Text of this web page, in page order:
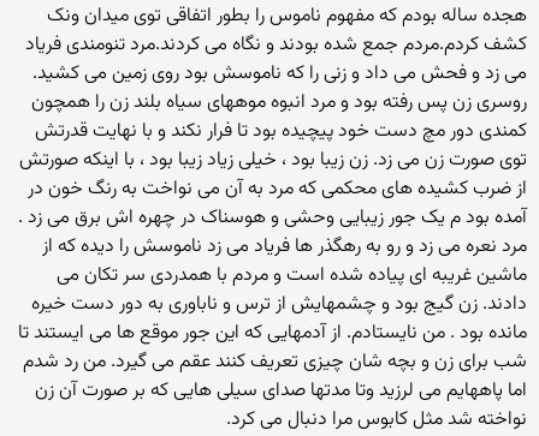
هجده ساله بودم که مفهوم ناموس را بطور اتفاقی توی میدان ونک
کشف کردم.مردم جمع شده بودند و نگاه می کردند.مرد تنومندی فریاد
می زد و فحش می داد و زنی را که ناموسش بود روی زمین می کشید.
روسری زن پس رفته بود و مرد انبوه موههای سیاه بلند زن را همچون
کمندی دور مچ دست خود پیچیده بود تا فرار نکند و با نهایت قدرتش
توی صورت زن می زد. زن زیبا بود ، خیلی زیاد زیبا بود ، با اینکه صورتش
از ضرب کشیده های محکمی که مرد به آن می نواخت به رنگ خون در
آمده بود م یک جور زیبایی وحشی و هوسناک در چهره اش برق می زد .
مرد نعره می زد و رو به رهگذر ها فریاد می زد ناموسش را دیده که از
ماشین غریبه ای پیاده شده است و مردم با همدردی سر تکان می
دادند. زن گیج بود و چشمهایش از ترس و ناباوری به دور دست خیره
مانده بود . من نایستادم. از آدمهایی که این جور موقع ها می ایستند تا
شب برای زن و بچه شان چیزی تعریف کنند عقم می گیرد. من رد شدم
اما پاههایم می لرزید وتا مدتها صدای سیلی هایی که بر صورت آن زن
نواخته شد مثل کابوس مرا دنبال می کرد.